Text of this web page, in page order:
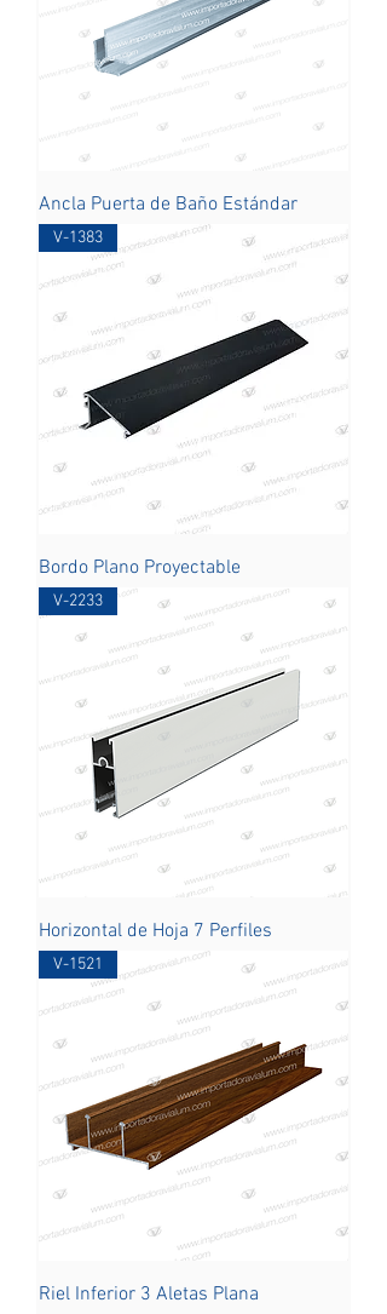
Ancla Puerta de Baño Estándar
V-1383
Bordo Plano Proyectable
V-2233
Horizontal de Hoja 7 Perfiles
V-1521
Riel Inferior 3 Aletas Plana